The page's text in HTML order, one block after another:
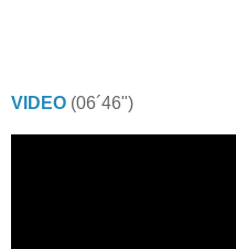
VIDEO (06´46")